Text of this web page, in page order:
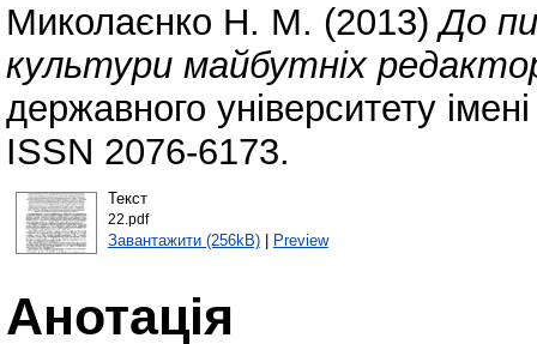
Миколаєнко Н. М. (2013)До
культури майбутніх
державного університету
ISSN 2076-6173.
Текст
22.pdf
Завантажити (256kB)| Preview
Анотація